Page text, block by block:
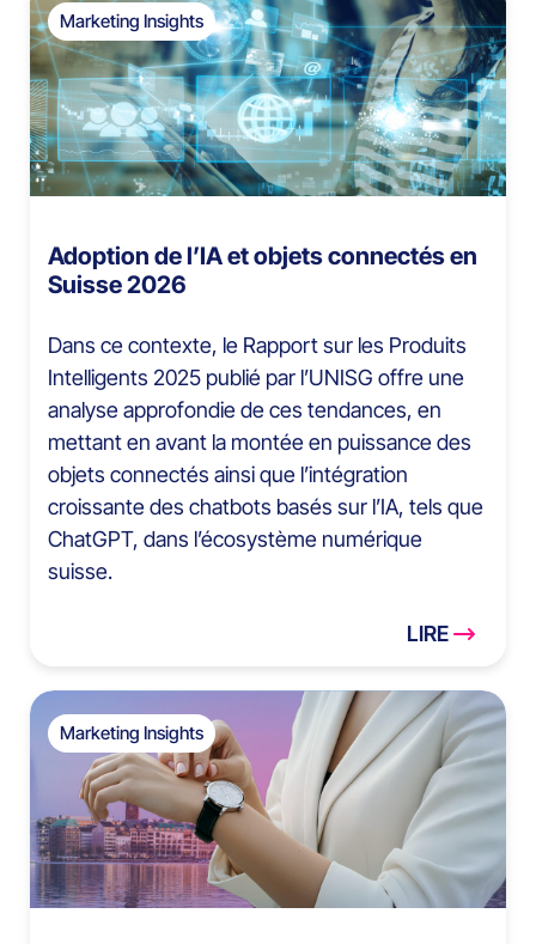
Marketing Insights
Adoption de l’IA et objets connectés en
Suisse 2026
Dans ce contexte, le Rapport sur les Produits
Intelligents 2025 publié par l’UNISG offre une
analyse approfondie de ces tendances, en
mettant en avant la montée en puissance des
objets connectés ainsi que l’intégration
croissante des chatbots basés sur l’IA, tels que
ChatGPT, dans l’écosystème numérique
suisse.
LIRE
Marketing Insights